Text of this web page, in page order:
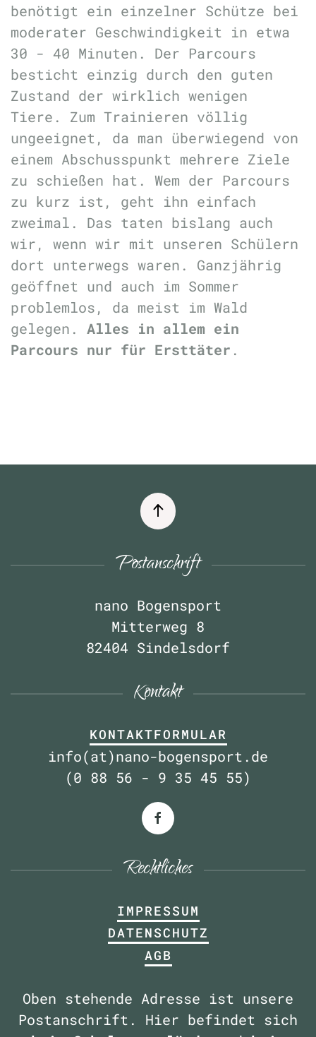
benötigt ein einzelner Schütze bei
moderater Geschwindigkeit in etwa
30 - 40 Minuten. Der Parcours
besticht einzig durch den guten
Zustand der wirklich wenigen
Tiere. Zum Trainieren völlig
ungeeignet, da man überwiegend von
einem Abschusspunkt mehrere Ziele
zu schießen hat. Wem der Parcours
zu kurz ist, geht ihn einfach
zweimal. Das taten bislang auch
wir, wenn wir mit unseren Schülern
dort unterwegs waren. Ganzjährig
geöffnet und auch im Sommer
problemlos, da meist im Wald
gelegen. Alles in allem ein
Parcours nur für Ersttäter .
Postanschrift
nano Bogensport
Mitterweg 8
82404 Sindelsdorf
Kontakt
KONTAKTFORMULAR
info(at)nano-bogensport.de
(0 88 56 - 9 35 45 55)
Rechtliches
IMPRESSUM
DATENSCHUTZ
AGB
Oben stehende Adresse ist unsere
Postanschrift. Hier befindet sich